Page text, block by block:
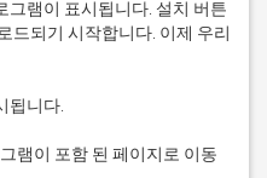
그램이 표시됩니다. 설치 버튼
드되기 시작합니다. 이제 우리